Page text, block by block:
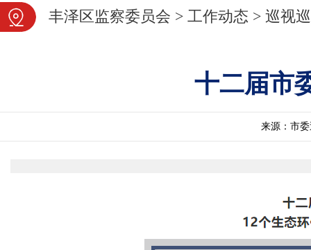
丰泽区监察委员会 > 工作动态 > 巡视
十二届市
来源：市